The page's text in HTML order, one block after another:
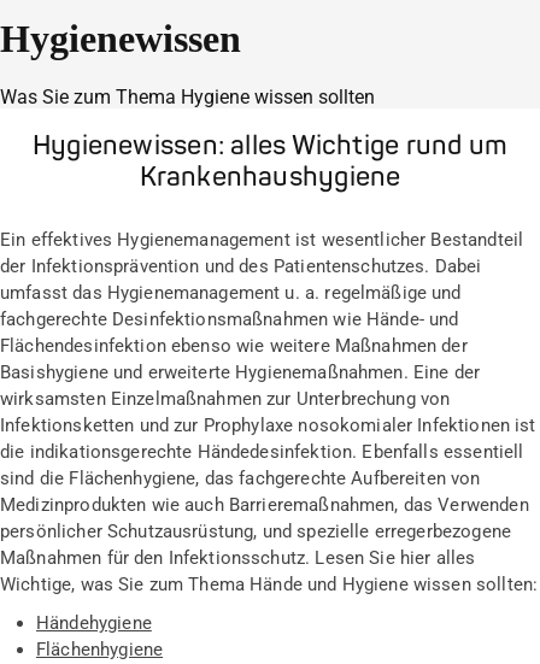
Hygienewissen
Was Sie zum Thema Hygiene wissen sollten
Hygienewissen: alles Wichtige rund um
Krankenhaushygiene
Ein effektives Hygienemanagement ist wesentlicher Bestandteil
der Infektionsprävention und des Patientenschutzes. Dabei
umfasst das Hygienemanagement u. a. regelmäßige und
fachgerechte Desinfektionsmaßnahmen wie Hände- und
Flächendesinfektion ebenso wie weitere Maßnahmen der
Basishygiene und erweiterte Hygienemaßnahmen. Eine der
wirksamsten Einzelmaßnahmen zur Unterbrechung von
Infektionsketten und zur Prophylaxe nosokomialer Infektionen ist
die indikationsgerechte Händedesinfektion. Ebenfalls essentiell
sind die Flächenhygiene, das fachgerechte Aufbereiten von
Medizinprodukten wie auch Barrieremaßnahmen, das Verwenden
persönlicher Schutzausrüstung, und spezielle erregerbezogene
Maßnahmen für den Infektionsschutz. Lesen Sie hier alles
Wichtige, was Sie zum Thema Hände und Hygiene wissen sollten:
Händehygiene
Flächenhygiene